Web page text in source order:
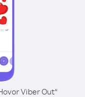
Viber Out“